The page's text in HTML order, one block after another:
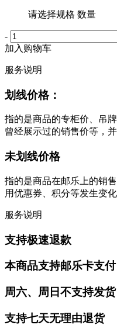
请选择规格 数量
-
加入购物车
服务说明
划线价格：
指的是商品的专柜价、吊
曾经展示过的销售价等，
未划线价格
指的是商品在邮乐上的销
用优惠券、积分等发生变
服务说明
支持极速退款
本商品支持邮乐卡支付
周六、周日不支持发货
支持七天无理由退货